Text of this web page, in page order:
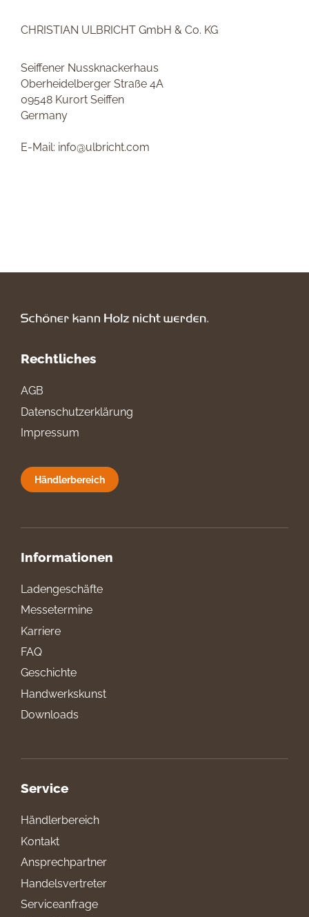
CHRISTIAN ULBRICHT GmbH & Co. KG
Seiffener Nussknackerhaus
Oberheidelberger Straße 4A
09548 Kurort Seiffen
Germany
E-Mail: info@ulbricht.com
Rechtliches
AGB
Datenschutzerklärung
Impressum
Händlerbereich
Informationen
Ladengeschäfte
Messetermine
Karriere
FAQ
Geschichte
Handwerkskunst
Downloads
Service
Händlerbereich
Kontakt
Ansprechpartner
Handelsvertreter
Serviceanfrage